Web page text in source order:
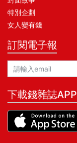
特別企劃
女人變有錢
訂閱電子報
下載錢雜誌APP